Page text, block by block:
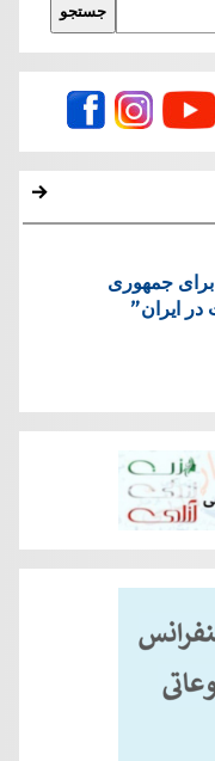
جستجو
جمهوری
ايران”